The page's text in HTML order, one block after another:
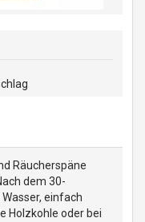
Räucherspäne
dem 30-
einfach
Holzkohle oder bei